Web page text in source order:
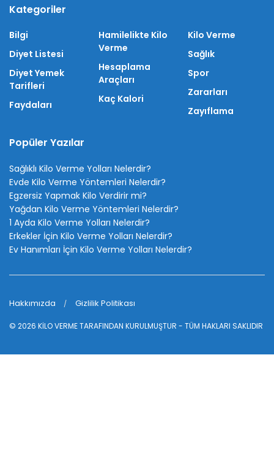
Kategoriler
Bilgi
Diyet Listesi
Diyet Yemek
Tarifleri
Faydaları
Hamilelikte Kilo
Verme
Hesaplama
Araçları
Kaç Kalori
Kilo Verme
Sağlık
Spor
Zararları
Zayıflama
Popüler Yazılar
Sağlıklı Kilo Verme Yolları Nelerdir?
Evde Kilo Verme Yöntemleri Nelerdir?
Egzersiz Yapmak Kilo Verdirir mi?
Yağdan Kilo Verme Yöntemleri Nelerdir?
1 Ayda Kilo Verme Yolları Nelerdir?
Erkekler İçin Kilo Verme Yolları Nelerdir?
Ev Hanımları İçin Kilo Verme Yolları Nelerdir?
Hakkımızda Gizlilik Politikası
© 2026 KİLO VERMETARAFINDAN KURULMUŞTUR - TÜM HAKLARI SAKLIDIR